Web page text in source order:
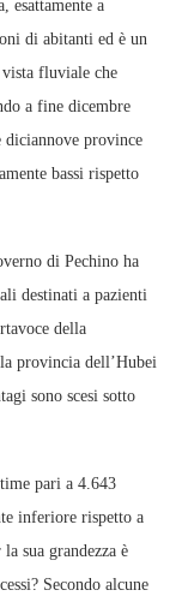
a
di abitanti ed è un
fluviale che
a fine dicembre
diciannove province
bassi rispetto
di Pechino ha
destinati a pazienti
della
provincia dell’Hubei
sono scesi sotto
pari a 4.643
inferiore rispetto a
sua grandezza è
Secondo alcune